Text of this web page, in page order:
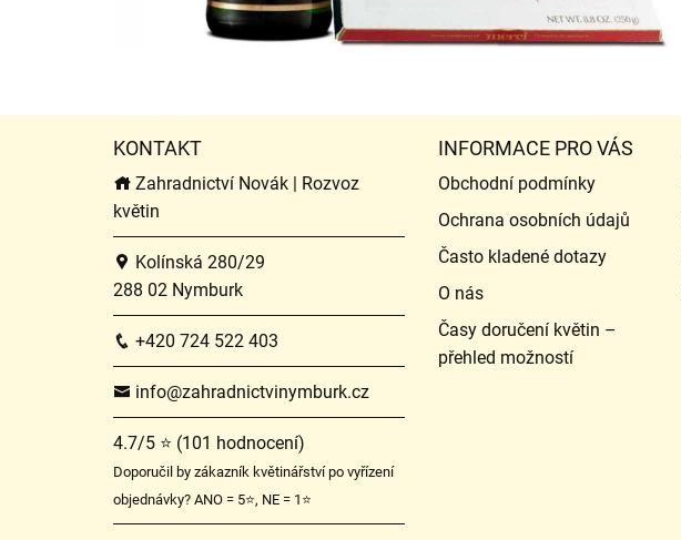
KONTAKT
Zahradnictví Novák | Rozvoz
květin
Kolínská 280/29
288 02 Nymburk
+420 724 522 403
info@zahradnictvinymburk.cz
4.7/5 ⭐ (101 hodnocení)
Doporučil by zákazník květinářství po vyřízení
objednávky? ANO = 5⭐, NE = 1⭐
INFORMACE PRO VÁS
Obchodní podmínky
Ochrana osobních údajů
Často kladené dotazy
O nás
Časy doručení květin –
přehled možností